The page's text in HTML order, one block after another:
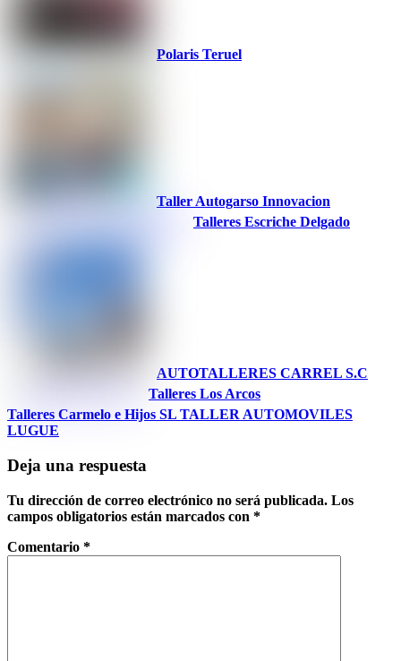
Polaris Teruel
Taller Autogarso Innovacion
Talleres Escriche Delgado
AUTOTALLERES CARREL S.C
Talleres Los Arcos
Talleres Carmelo e Hijos SL TALLER AUTOMOVILES
LUGUE
Deja una respuesta
Tu dirección de correo electrónico no será publicada. Los
campos obligatorios están marcados con *
Comentario *